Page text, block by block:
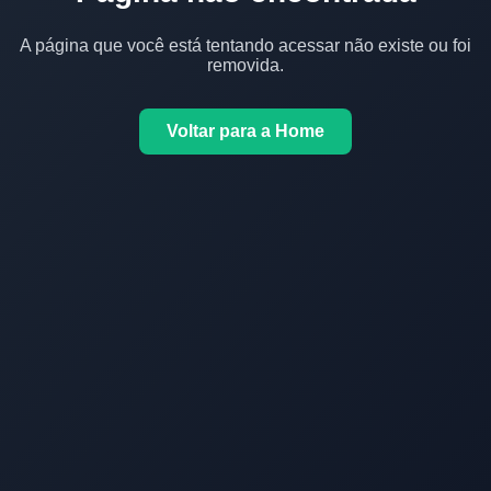
A página que você está tentando acessar não existe ou foi
removida.
Voltar para a Home